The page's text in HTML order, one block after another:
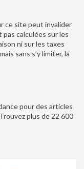
ce site peut invalider
calculées sur les
ni sur les taxes
sans s’y limiter, la
pour des articles
plus de 22 600